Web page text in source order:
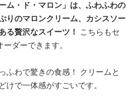
ム・ド・マロン」は、ふわふわの
りのマロンクリーム、カシスソー
る贅沢なスイーツ！
こちらもセ
ダーできます。
ふわで驚きの食感！ クリームと
けで一体感がすごいです。